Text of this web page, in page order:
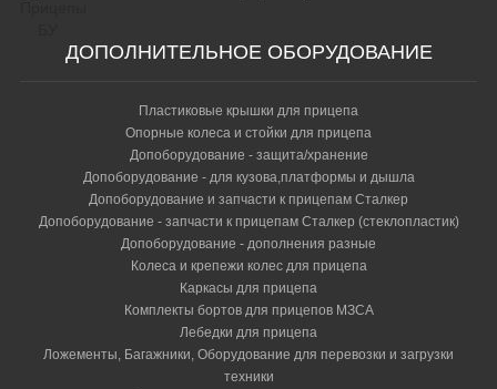
ДОПОЛНИТЕЛЬНОЕ ОБОРУДОВАНИЕ
Пластиковые крышки для прицепа
Опорные колеса и стойки для прицепа
Допоборудование - защита/хранение
Допоборудование - для кузова,платформы и дышла
Допоборудование и запчасти к прицепам Сталкер
Допоборудование - запчасти к прицепам Сталкер (стеклопластик)
Допоборудование - дополнения разные
Колеса и крепежи колес для прицепа
Каркасы для прицепа
Комплекты бортов для прицепов МЗСА
Лебедки для прицепа
Ложементы, Багажники, Оборудование для перевозки и загрузки
техники